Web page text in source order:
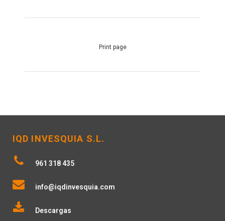
Print page
IQD INVESQUIA S.L.
961 318 435
info@iqdinvesquia.com
Descargas